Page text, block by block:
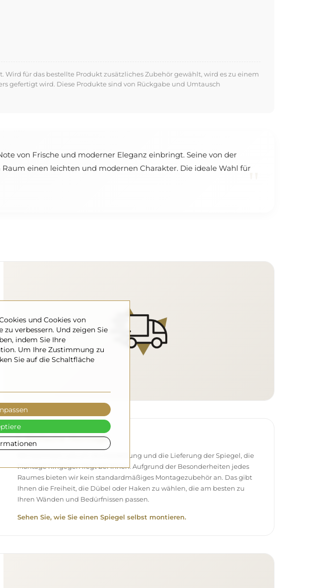
für das bestellte Produkt zusätzliches Zubehör gewählt, wird es zu einem
gefertigt wird. Diese Produkte sind von Rückgabe und Umtausch
von Frische und moderner Eleganz einbringt. Seine von der
einen leichten und modernen Charakter. Die ideale Wahl für
Einfache Montage
Wir kümmern uns um die Herstellung und die Lieferung der Spiegel, die
Montage hingegen liegt bei Ihnen. Aufgrund der Besonderheiten jedes
Raumes bieten wir kein standardmäßiges Montagezubehör an. Das gibt
Ihnen die Freiheit, die Dübel oder Haken zu wählen, die am besten zu
Ihren Wänden und Bedürfnissen passen.
Sehen Sie, wie Sie einen Spiegel selbst montieren.
und Cookies von
verbessern. Und zeigen Sie
indem Sie Ihre
Um Ihre Zustimmung zu
Sie auf die Schaltfläche